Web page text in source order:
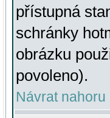
přístupná
schránky
obrázku
povoleno).
Návrat nahoru